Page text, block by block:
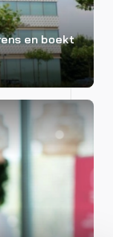
en boekt